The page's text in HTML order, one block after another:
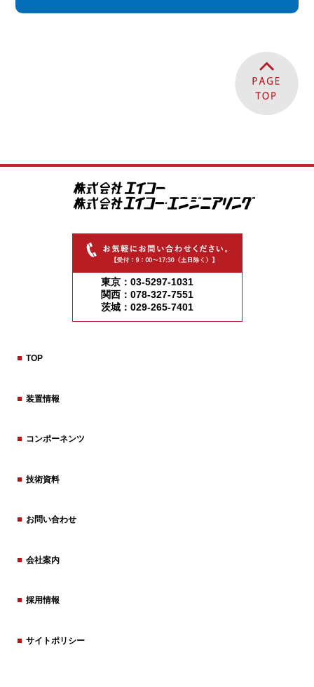
東京：03-5297-1031
関西：078-327-7551
茨城：029-265-7401
TOP
装置情報
コンポーネンツ
技術資料
お問い合わせ
会社案内
採用情報
サイトポリシー